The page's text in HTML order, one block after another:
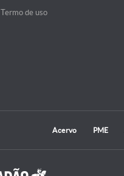
Termo de uso
Acervo PME